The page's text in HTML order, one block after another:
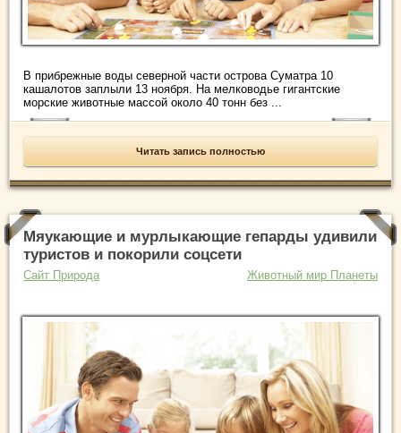
В прибрежные воды северной части острова Суматра 10
кашалотов заплыли 13 ноября. На мелководье гигантские
морские животные массой около 40 тонн без ...
Читать запись полностью
Мяукающие и мурлыкающие гепарды удивили
туристов и покорили соцсети
Сайт Природа Животный мир Планеты